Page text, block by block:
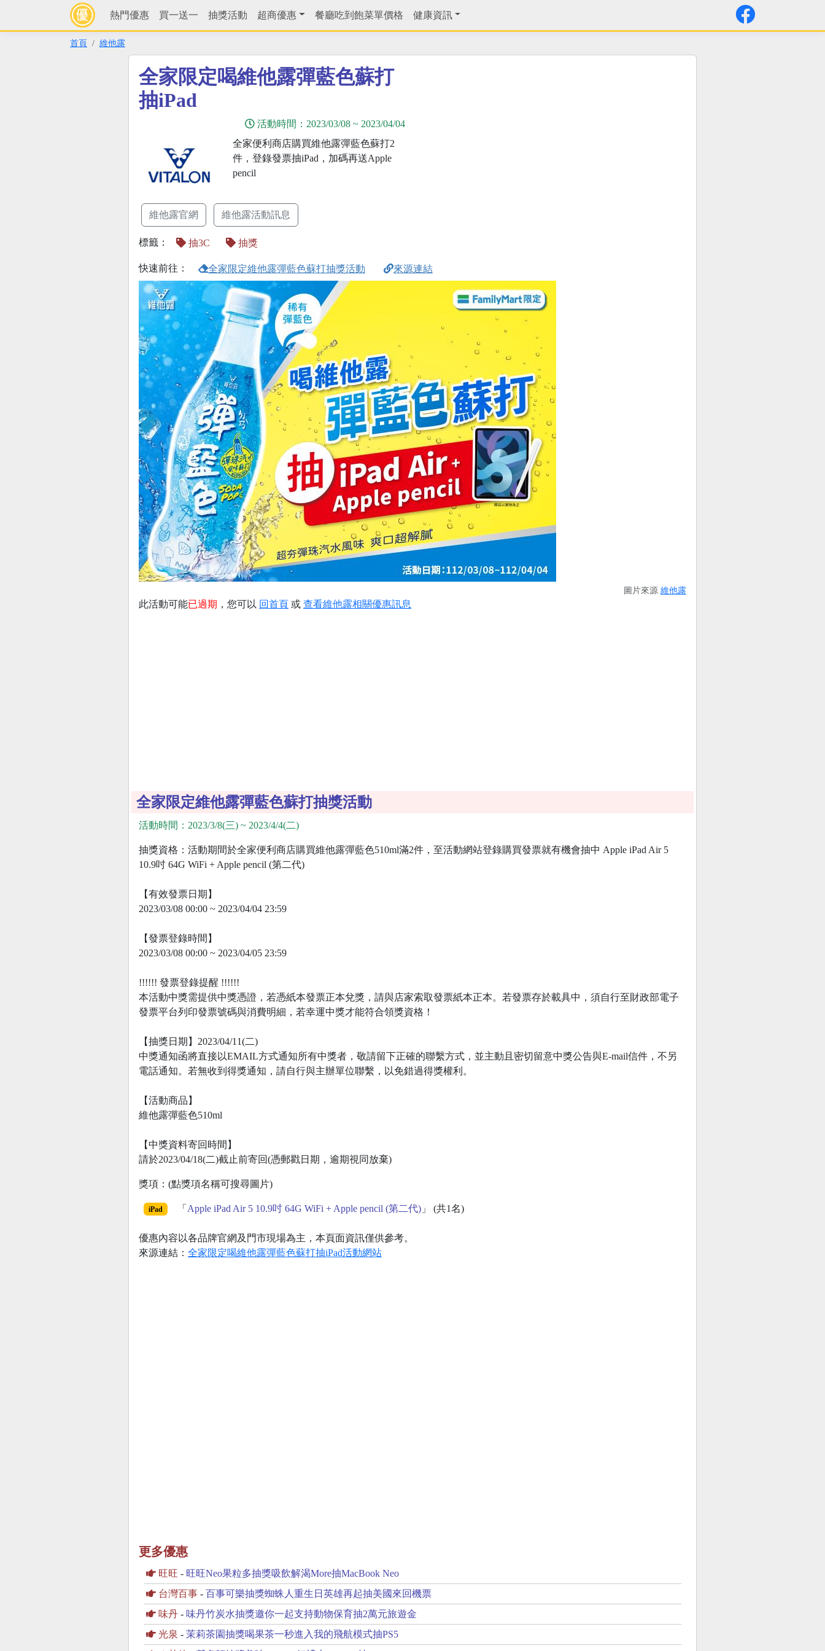
熱門優惠 買一送一 抽獎活動 超商優惠 餐廳吃到飽菜單價格 健康資訊
首頁 維他露
全家限定喝維他露彈藍色蘇打
抽iPad
活動時間： 2023/03/08 ~ 2023/04/04
全家便利商店購買維他露彈藍色蘇打2
件，登錄發票抽iPad，加碼再送Apple
pencil
維他露官網 維他露活動訊息
標籤： 抽3C 抽獎
快速前往： 全家限定維他露彈藍色蘇打抽獎活動 來源連結
圖片來源 維他露
此活動可能已過期 ，您可以 回首頁 或 查看維他露相關優惠訊息
全家限定維他露彈藍色蘇打抽獎活動
活動時間：2023/3/8(三) ~ 2023/4/4(二)
抽獎資格：活動期間於全家便利商店購買維他露彈藍色510ml滿2件，至活動網站登錄購買發票就有機會抽中 Apple iPad Air 5
10.9吋 64G WiFi + Apple pencil (第二代)
【有效發票日期】
2023/03/08 00:00 ~ 2023/04/04 23:59
【發票登錄時間】
2023/03/08 00:00 ~ 2023/04/05 23:59
!!!!!! 發票登錄提醒 !!!!!!
本活動中獎需提供中獎憑證，若憑紙本發票正本兌獎，請與店家索取發票紙本正本。若發票存於載具中，須自行至財政部電子
發票平台列印發票號碼與消費明細，若幸運中獎才能符合領獎資格！
【抽獎日期】2023/04/11(二)
中獎通知函將直接以EMAIL方式通知所有中獎者，敬請留下正確的聯繫方式，並主動且密切留意中獎公告與E-mail信件，不另
電話通知。若無收到得獎通知，請自行與主辦單位聯繫，以免錯過得獎權利。
【活動商品】
維他露彈藍色510ml
【中獎資料寄回時間】
請於2023/04/18(二)截止前寄回(憑郵戳日期，逾期視同放棄)
獎項：(點獎項名稱可搜尋圖片)
iPad 「 Apple iPad Air 5 10.9吋 64G WiFi + Apple pencil (第二代)」 (共1名)
優惠內容以各品牌官網及門市現場為主，本頁面資訊僅供參考。
來源連結： 全家限定喝維他露彈藍色蘇打抽iPad活動網站
更多優惠
旺旺 - 旺旺Neo果粒多抽獎吸飲解渴More抽MacBook Neo
台灣百事 - 百事可樂抽獎蜘蛛人重生日英雄再起抽美國來回機票
味丹 - 味丹竹炭水抽獎邀你一起支持動物保育抽2萬元旅遊金
光泉 - 茉莉茶園抽獎喝果茶一秒進入我的飛航模式抽PS5